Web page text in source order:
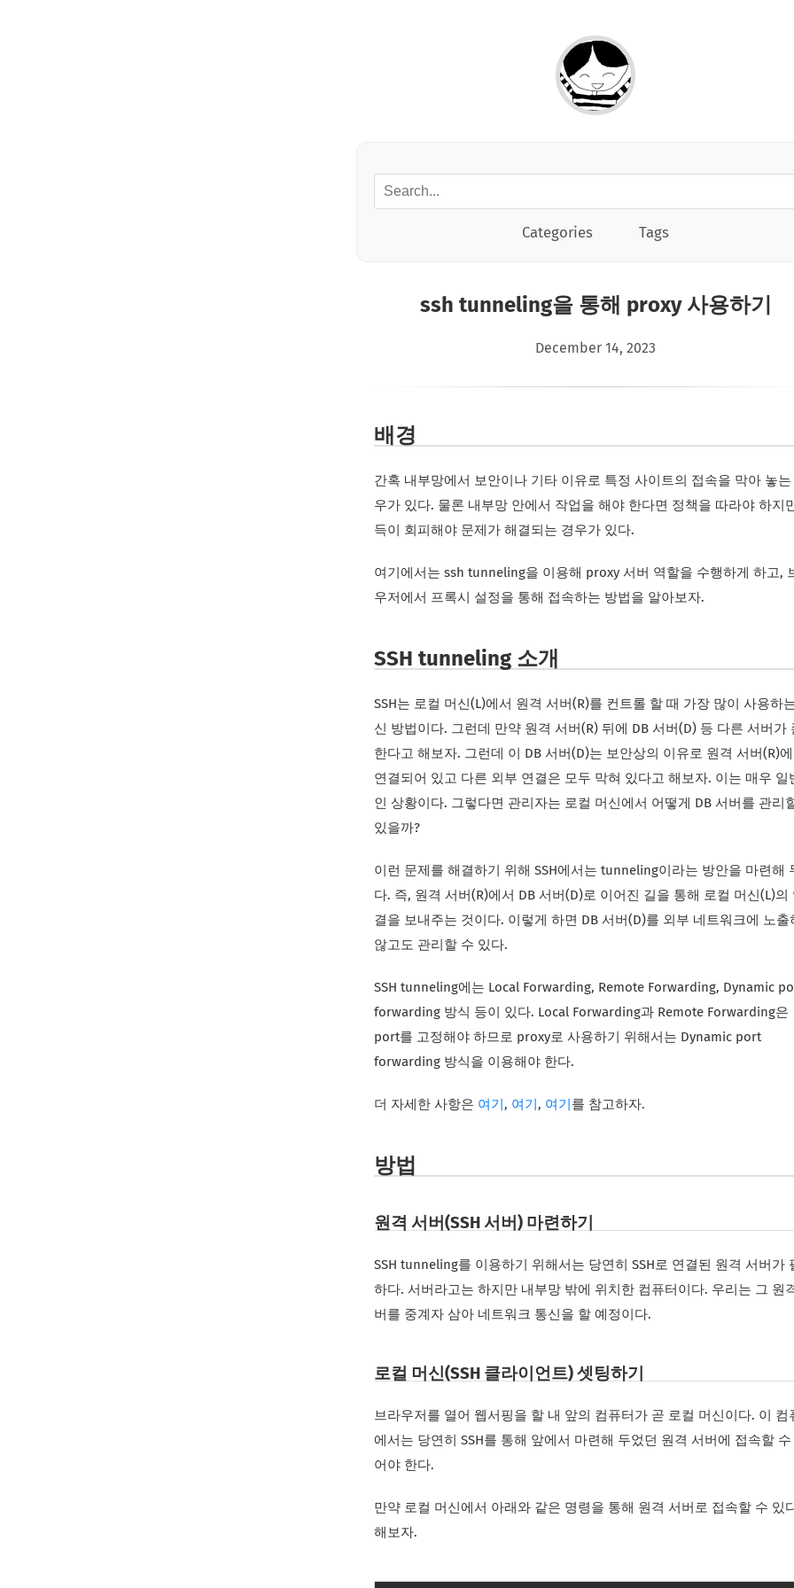
Categories Tags
ssh tunneling을 통해 proxy 사용하기
December 14, 2023
배경
간혹 내부망에서 보안이나 기타 이유로 특정 사이트의 접속을 막아 놓는
우가 있다. 물론 내부망 안에서 작업을 해야 한다면 정책을 따라야 하지
득이 회피해야 문제가 해결되는 경우가 있다.
여기에서는 ssh tunneling을 이용해 proxy 서버 역할을 수행하게 하고,
우저에서 프록시 설정을 통해 접속하는 방법을 알아보자.
SSH tunneling 소개
SSH는 로컬 머신(L)에서 원격 서버(R)를 컨트롤 할 때 가장 많이 사용하
신 방법이다. 그런데 만약 원격 서버(R) 뒤에 DB 서버(D) 등 다른 서버가
한다고 해보자. 그런데 이 DB 서버(D)는 보안상의 이유로 원격 서버(R)
연결되어 있고 다른 외부 연결은 모두 막혀 있다고 해보자. 이는 매우 일
인 상황이다. 그렇다면 관리자는 로컬 머신에서 어떻게 DB 서버를 관리
있을까?
이런 문제를 해결하기 위해 SSH에서는 tunneling이라는 방안을 마련해
다. 즉, 원격 서버(R)에서 DB 서버(D)로 이어진 길을 통해 로컬 머신(L)의
결을 보내주는 것이다. 이렇게 하면 DB 서버(D)를 외부 네트워크에 노출
않고도 관리할 수 있다.
SSH tunneling에는 Local Forwarding, Remote Forwarding, Dynamic
forwarding 방식 등이 있다. Local Forwarding과 Remote Forwarding은
port를 고정해야 하므로 proxy로 사용하기 위해서는 Dynamic port
forwarding 방식을 이용해야 한다.
더 자세한 사항은 여기 , 여기 , 여기 를 참고하자.
방법
원격 서버(SSH 서버) 마련하기
SSH tunneling를 이용하기 위해서는 당연히 SSH로 연결된 원격 서버가
하다. 서버라고는 하지만 내부망 밖에 위치한 컴퓨터이다. 우리는 그 원
버를 중계자 삼아 네트워크 통신을 할 예정이다.
로컬 머신(SSH 클라이언트) 셋팅하기
브라우저를 열어 웹서핑을 할 내 앞의 컴퓨터가 곧 로컬 머신이다. 이 컴
에서는 당연히 SSH를 통해 앞에서 마련해 두었던 원격 서버에 접속할 수
어야 한다.
만약 로컬 머신에서 아래와 같은 명령을 통해 원격 서버로 접속할 수 있
해보자.